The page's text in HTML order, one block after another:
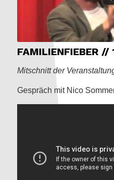
FAMILIENFIEBER //
Mitschnitt der
Gespräch mit Nico